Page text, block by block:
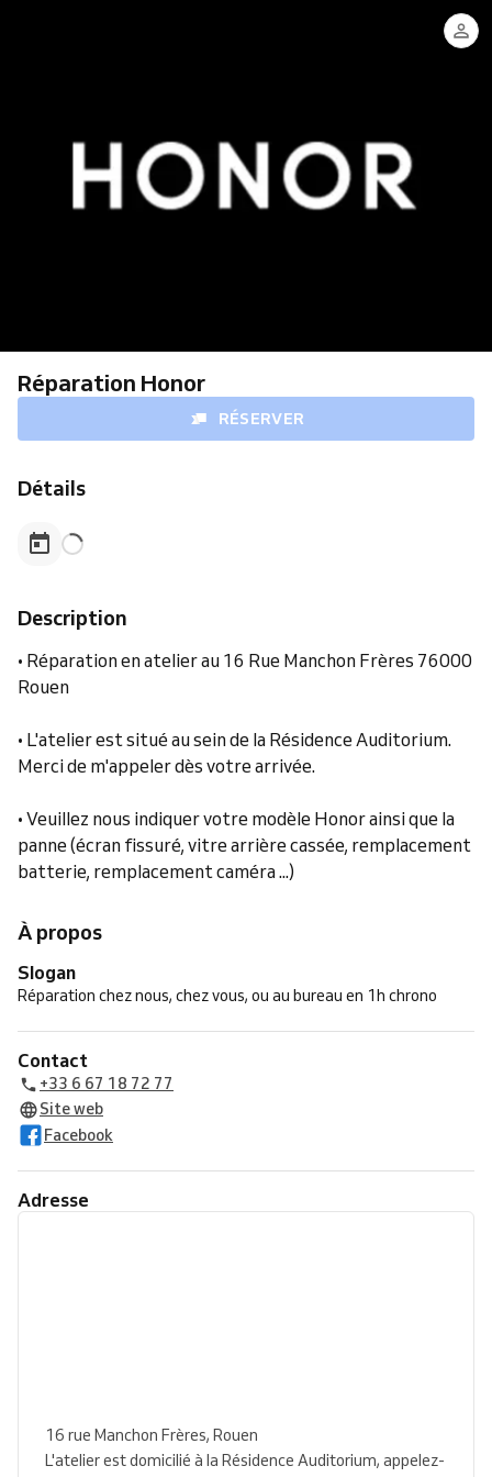
Réparation Honor
RÉSERVER
Détails
Description
• Réparation en atelier au 16 Rue Manchon Frères 76000
Rouen
• L'atelier est situé au sein de la Résidence Auditorium.
Merci de m'appeler dès votre arrivée.
• Veuillez nous indiquer votre modèle Honor ainsi que la
panne (écran fissuré, vitre arrière cassée, remplacement
batterie, remplacement caméra ...)
À propos
Slogan
Réparation chez nous, chez vous, ou au bureau en 1h chrono
Contact
+33 6 67 18 72 77
Site web
Facebook
Adresse
16 rue Manchon Frères, Rouen
L'atelier est domicilié à la Résidence Auditorium, appelez-